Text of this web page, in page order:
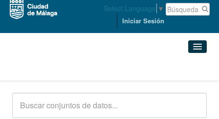
Select Language ▼
Iniciar Sesión